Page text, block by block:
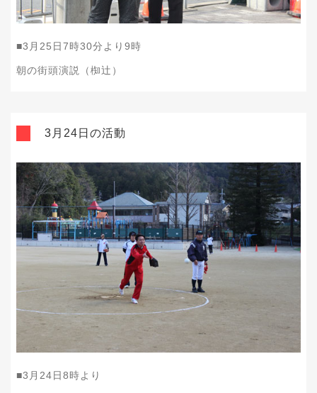
■3 月 25 日7時30分より 9時
朝の街頭演説（椥辻）
3月24日の活動
■3 月 24日8時より